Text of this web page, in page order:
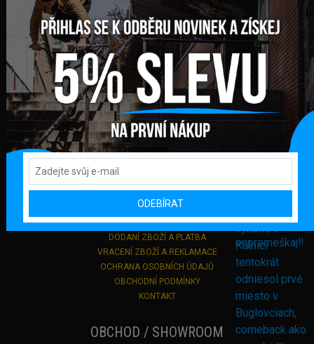
GLOBAL DIAMONDS s. r. o.
Námestie sv. Martina 708/30
082 71 Lipany
Slovensko
+421 948 374 905
info@bmxshop.sk
Podporujeme online platby
DŮLEŽITÉ ODKAZY
PŘIHLÁŠENÍ
REGISTRACE
DODANÍ ZBOŽÍ A PLATBA
VRACENÍ ZBOŽÍ A REKLAMACE
OCHRANA OSOBNÍCH ÚDAJŮ
OBCHODNÍ PODMÍNKY
KONTAKT
OBCHOD / SHOWROOM
ODEBÍRAT